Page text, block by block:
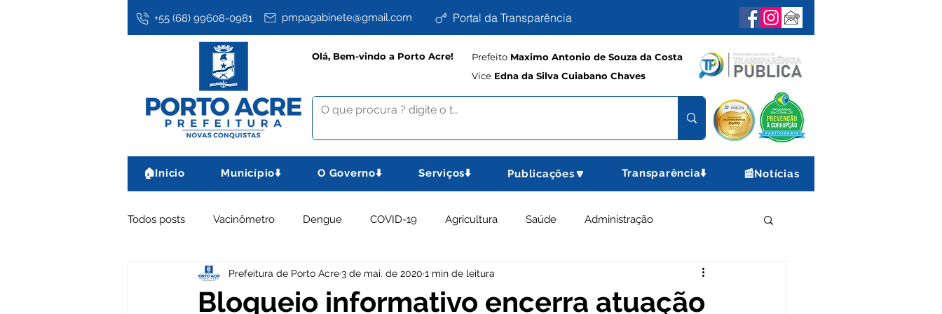
+55 (68) 99608-0981 pmpagabinete@gmail.com Portal da Transparência
Olá, Bem-vindo a Porto Acre! Prefeito Maximo Antonio de Souza da Costa
Vice Edna da Silva Cuiabano Chaves
🏠Inicio Município⬇️ O Governo⬇️ Serviços⬇️ Publicações🔽 Transparência⬇️ 📰Notícias
Todos posts Vacinômetro Dengue COVID-19 Agricultura Saúde Administração
Assistência Social Datas comemorativas Educação e Cultura Gabinete
Bloqueio informativo encerra atuação
Prefeitura de Porto Acre3 de mai. de 2020 1 min de leitura